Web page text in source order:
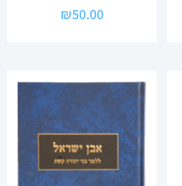
₪50.00